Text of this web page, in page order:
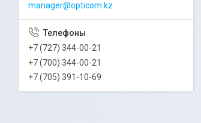
manager@opticom.kz
+7 (727) 344-00-21
+7 (700) 344-00-21
+7 (705) 391-10-69